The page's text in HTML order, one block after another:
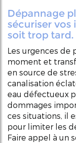
Dépannage
sécuriser vos
soit trop tard.
Les urgences de
moment et
en source de
canalisation
eau défectueux
dommages
ces situations, il
pour limiter les
Faire appel à un